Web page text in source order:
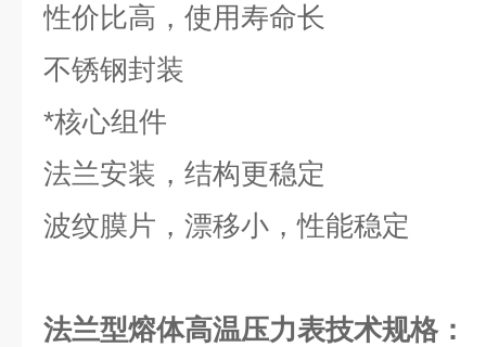
性价比高，使用寿命长
不锈钢封装
*核心组件
法兰安装，结构更稳定
波纹膜片，漂移小，性能稳定
法兰型熔体高温压力表技术规格：